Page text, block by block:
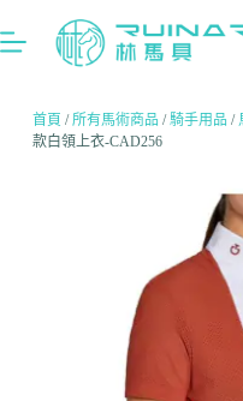
首頁 /所有馬術商品 /騎手用品 /
款白領上衣-CAD256